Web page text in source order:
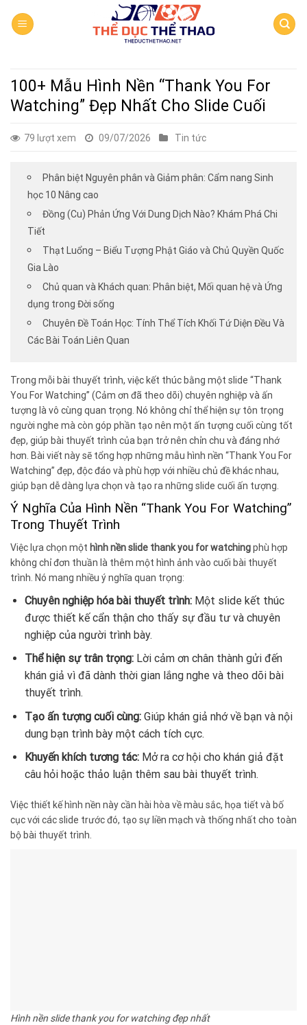
100+ Mẫu Hình Nền “Thank You For
Watching” Đẹp Nhất Cho Slide Cuối
79 lượt xem 09/07/2026 Tin tức
Phân biệt Nguyên phân và Giảm phân: Cẩm nang Sinh
học 10 Nâng cao
Đồng (Cu) Phản Ứng Với Dung Dịch Nào? Khám Phá Chi
Tiết
Thạt Luổng – Biểu Tượng Phật Giáo và Chủ Quyền Quốc
Gia Lào
Chủ quan và Khách quan: Phân biệt, Mối quan hệ và Ứng
dụng trong Đời sống
Chuyên Đề Toán Học: Tính Thể Tích Khối Tứ Diện Đều Và
Các Bài Toán Liên Quan
Trong mỗi bài thuyết trình, việc kết thúc bằng một slide “Thank
You For Watching” (Cảm ơn đã theo dõi) chuyên nghiệp và ấn
tượng là vô cùng quan trọng. Nó không chỉ thể hiện sự tôn trọng
người nghe mà còn góp phần tạo nên một ấn tượng cuối cùng tốt
đẹp, giúp bài thuyết trình của bạn trở nên chỉn chu và đáng nhớ
hơn. Bài viết này sẽ tổng hợp những mẫu hình nền “Thank You For
Watching” đẹp, độc đáo và phù hợp với nhiều chủ đề khác nhau,
giúp bạn dễ dàng lựa chọn và tạo ra những slide cuối ấn tượng.
Ý Nghĩa Của Hình Nền “Thank You For Watching”
Trong Thuyết Trình
Việc lựa chọn một hình nền slide thank you for watchingphù hợp
không chỉ đơn thuần là thêm một hình ảnh vào cuối bài thuyết
trình. Nó mang nhiều ý nghĩa quan trọng:
Chuyên nghiệp hóa bài thuyết trình:Một slide kết thúc
được thiết kế cẩn thận cho thấy sự đầu tư và chuyên
nghiệp của người trình bày.
Thể hiện sự trân trọng:Lời cảm ơn chân thành gửi đến
khán giả vì đã dành thời gian lắng nghe và theo dõi bài
thuyết trình.
Tạo ấn tượng cuối cùng:Giúp khán giả nhớ về bạn và nội
dung bạn trình bày một cách tích cực.
Khuyến khích tương tác:Mở ra cơ hội cho khán giả đặt
câu hỏi hoặc thảo luận thêm sau bài thuyết trình.
Việc thiết kế hình nền này cần hài hòa về màu sắc, họa tiết và bố
cục với các slide trước đó, tạo sự liền mạch và thống nhất cho toàn
bộ bài thuyết trình.
Hình nền slide thank you for watching đẹp nhất